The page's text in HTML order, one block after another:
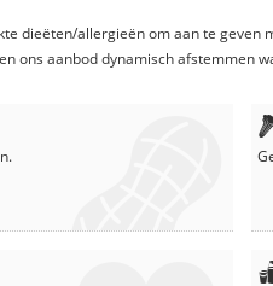
dieëten/allergieën om aan te geven
ons aanbod dynamisch afstemmen